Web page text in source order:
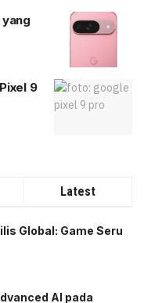
9
Latest
Global: Game Seru
AI pada